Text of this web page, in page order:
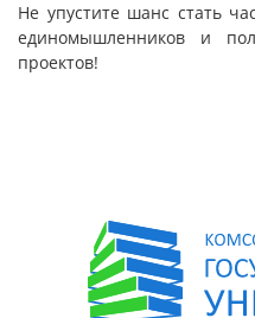
Не упустите шанс стать
единомышленников и
проектов!